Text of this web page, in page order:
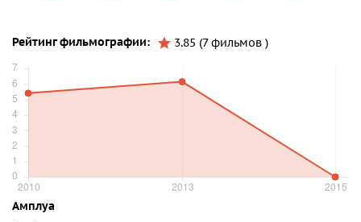
Рейтинг фильмографии: 3.85 (7 фильмов )
Амплуа